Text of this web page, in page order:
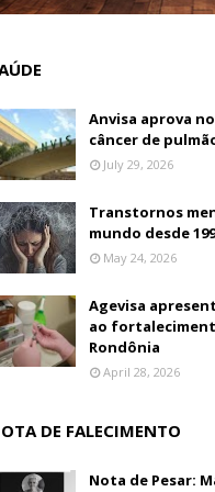
Anvisa aprova
câncer de
July 29, 2026
Transtornos
mundo desde
May 24, 2026
Agevisa
ao
Rondônia
April 28, 2026
DE FALECIMENTO
Nota de Pesar: